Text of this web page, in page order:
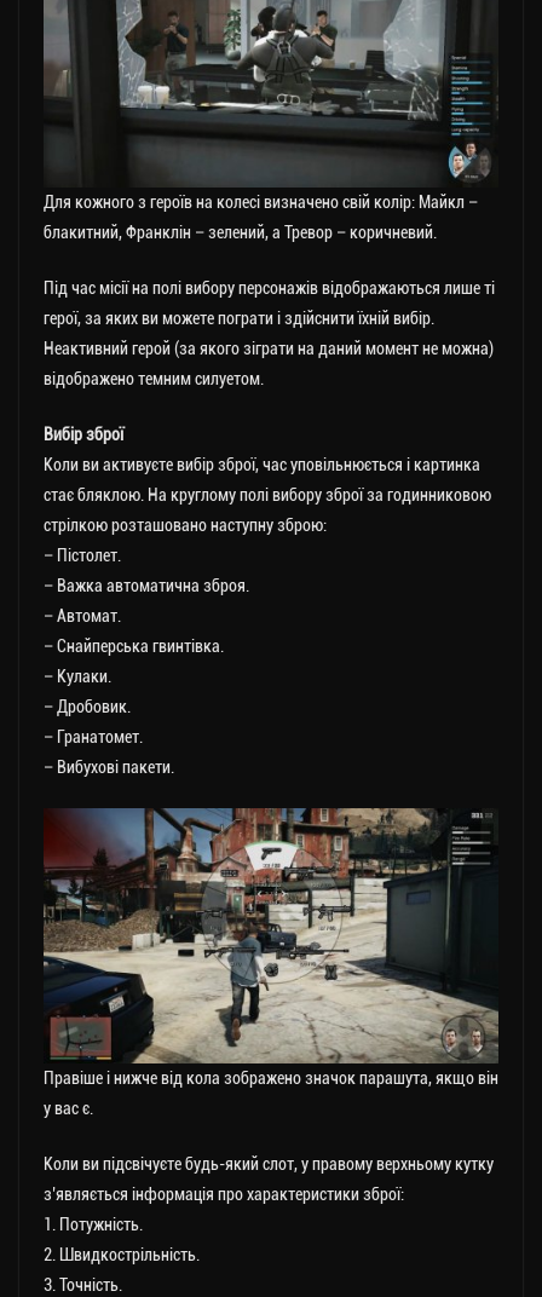
Для кожного з героїв на колесі визначено свій колір: Майкл –
блакитний, Франклін – зелений, а Тревор – коричневий.
Під час місії на полі вибору персонажів відображаються лише ті
герої, за яких ви можете пограти і здійснити їхній вибір.
Неактивний герой (за якого зіграти на даний момент не можна)
відображено темним силуетом.
Вибір зброї
Коли ви активуєте вибір зброї, час уповільнюється і картинка
стає бляклою. На круглому полі вибору зброї за годинниковою
стрілкою розташовано наступну зброю:
– Пістолет.
– Важка автоматична зброя.
– Автомат.
– Снайперська гвинтівка.
– Кулаки.
– Дробовик.
– Гранатомет.
– Вибухові пакети.
Правіше і нижче від кола зображено значок парашута, якщо він
у вас є.
Коли ви підсвічуєте будь-який слот, у правому верхньому кутку
з’являється інформація про характеристики зброї:
1. Потужність.
2. Швидкострільність.
3. Точність.